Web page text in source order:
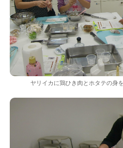
ヤリイカに鶏ひき肉とホタテの身